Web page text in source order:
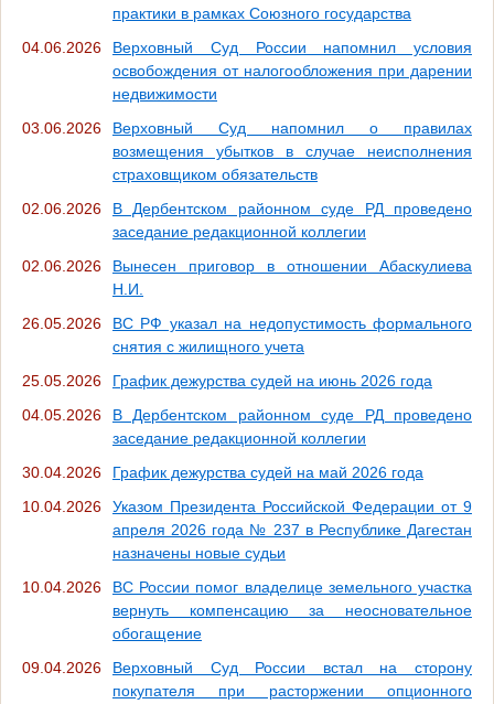
практики в рамках Союзного государства
04.06.2026
Верховный Суд России напомнил условия
освобождения от налогообложения при дарении
недвижимости
03.06.2026
Верховный Суд напомнил о правилах
возмещения убытков в случае неисполнения
страховщиком обязательств
02.06.2026
В Дербентском районном суде РД проведено
заседание редакционной коллегии
02.06.2026
Вынесен приговор в отношении Абаскулиева
Н.И.
26.05.2026
ВС РФ указал на недопустимость формального
снятия с жилищного учета
25.05.2026
График дежурства судей на июнь 2026 года
04.05.2026
В Дербентском районном суде РД проведено
заседание редакционной коллегии
30.04.2026
График дежурства судей на май 2026 года
10.04.2026
Указом Президента Российской Федерации от 9
апреля 2026 года № 237 в Республике Дагестан
назначены новые судьи
10.04.2026
ВС России помог владелице земельного участка
вернуть компенсацию за неосновательное
обогащение
09.04.2026
Верховный Суд России встал на сторону
покупателя при расторжении опционного